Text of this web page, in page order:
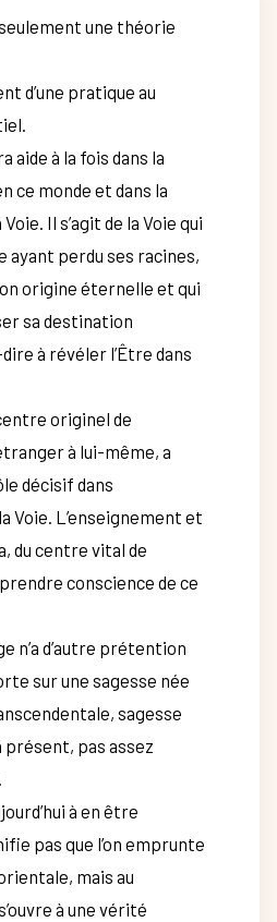
une théorie
d’une pratique au
aide à la fois dans la
ce monde et dans la
Il s’agit de la Voie qui
ayant perdu ses racines,
origine éternelle et qui
sa destination
à révéler l’Être dans
originel de
à lui-même, a
décisif dans
Voie. L’enseignement et
du centre vital de
conscience de ce
n’a d’autre prétention
sur une sagesse née
sagesse
présent, pas assez
à en être
pas que l’on emprunte
mais au
à une vérité